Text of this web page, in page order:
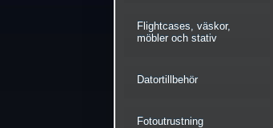
Flightcases, väskor,
möbler och stativ
Datortillbehör
Fotoutrustning